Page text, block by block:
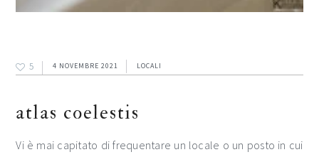
5 4 NOVEMBRE 2021 LOCALI
atlas coelestis
Vi è mai capitato di frequentare un locale o un posto in cui